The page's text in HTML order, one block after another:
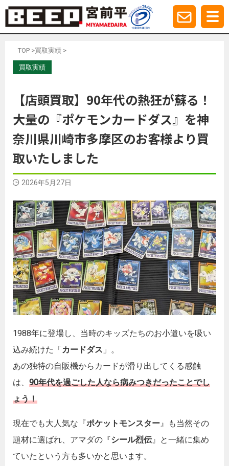
TOP >買取実績 >
買取実績
【店頭買取】90年代の熱狂が蘇る！
大量の『ポケモンカードダス』を神
奈川県川崎市多摩区のお客様より買
取いたしました
2026年5月27日
1988年に登場し、当時のキッズたちのお小遣いを吸い
込み続けた「カードダス 」。
あの独特の自販機からカードが滑り出してくる感触
は、 90年代を過ごした人なら病みつきだったことでし
ょう！
現在でも大人気な『ポケットモンスター 』も当然その
題材に選ばれ、アマダの『シール烈伝』と一緒に集め
ていたという方も多いかと思います。